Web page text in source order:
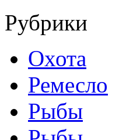
Рубрики
Охота
Ремесло
Рыбы